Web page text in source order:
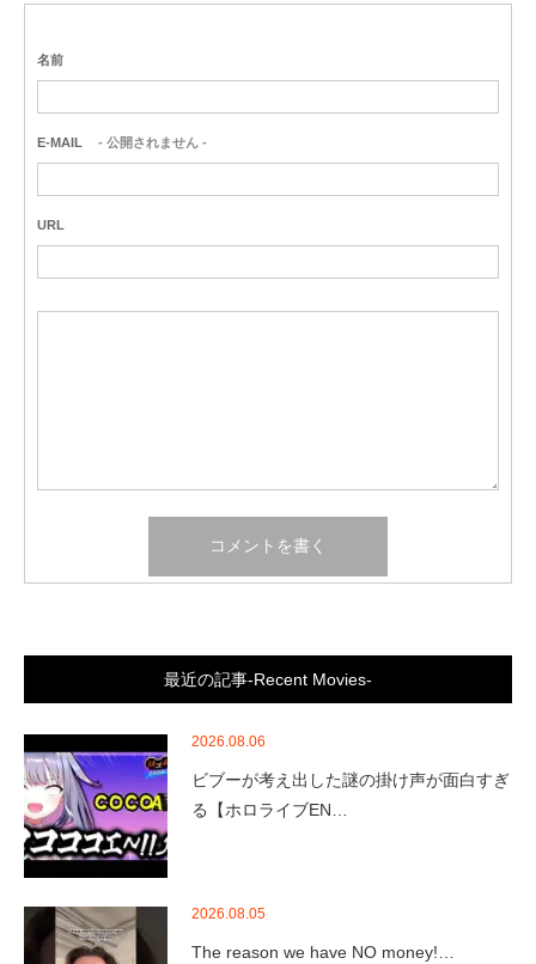
名前
E-MAIL - 公開されません -
URL
最近の記事-Recent Movies-
2026.08.06
ビブーが考え出した謎の掛け声が面白すぎ
る【ホロライブEN…
2026.08.05
The reason we have NO money!…